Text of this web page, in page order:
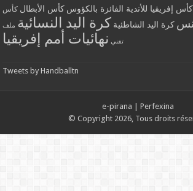
كأس إفريقيا للأندية الفائزة بالكؤوس كأس الأبطال كأس
كرة اليد الشاطئية كرة اليد النسائية ملف
تقني نهائيات أمم إفريقيا
Tweets by Handballtn
e-pirana
Perfexina
© Copyright 2026, Tous droits